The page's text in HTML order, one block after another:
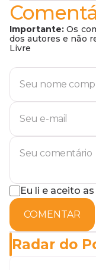
Importante: Os
dos autores e não
Livre
Eu li e aceito as
COMENTAR
Radar do